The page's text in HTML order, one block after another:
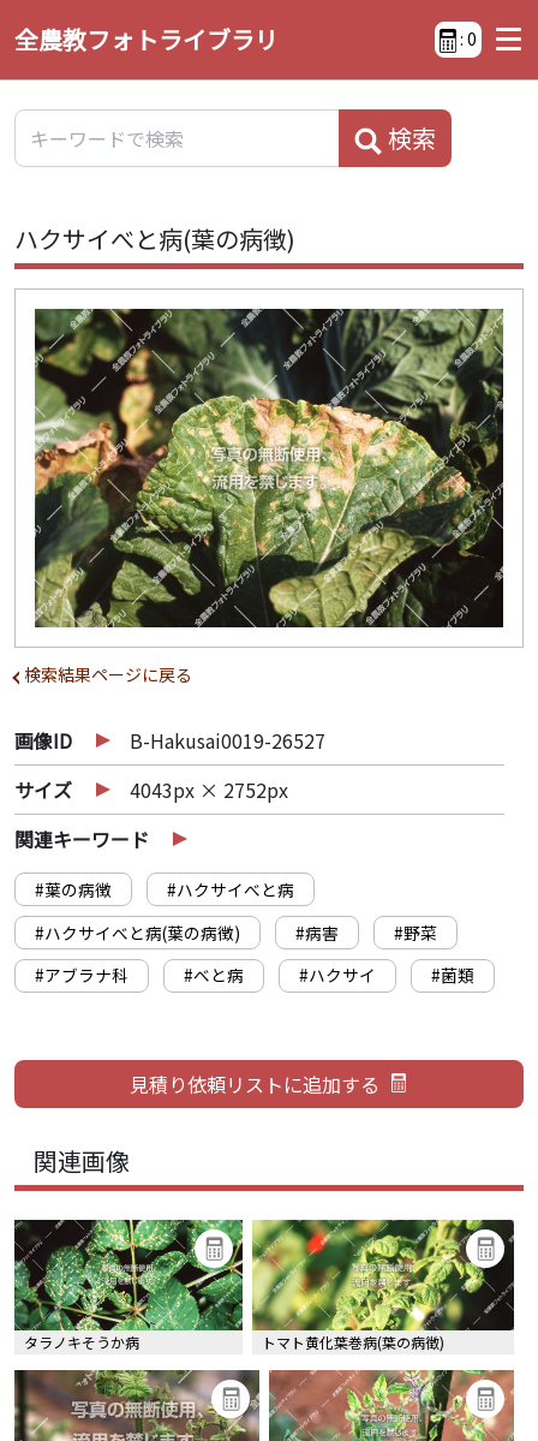
全農教フォトライブラリ : 0
検索
ハクサイべと病(葉の病徴)
検索結果ページに戻る
画像ID
B-Hakusai0019-26527
サイズ
4043px × 2752px
関連キーワード
#葉の病徴
#ハクサイべと病
#ハクサイべと病(葉の病徴)
#病害
#野菜
#アブラナ科
#べと病 #ハクサイ #菌類
関連画像
タラノキそうか病 トマト黄化葉巻病(葉の病徴)